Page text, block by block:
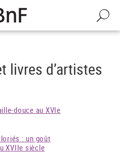
Recherche
livres d’artistes
douce au XVIe
: un goût
XVIIe siècle